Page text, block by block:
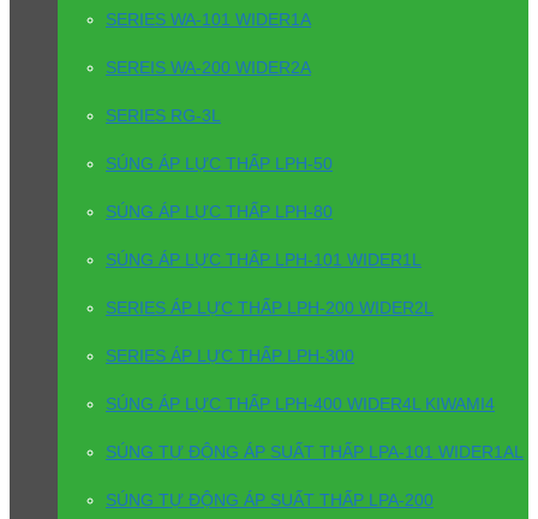
SERIES WA-101 WIDER1A
SEREIS WA-200 WIDER2A
SERIES RG-3L
SÚNG ÁP LỰC THẤP LPH-50
SÚNG ÁP LỰC THẤP LPH-80
SÚNG ÁP LỰC THẤP LPH-101 WIDER1L
SERIES ÁP LỰC THẤP LPH-200 WIDER2L
SERIES ÁP LỰC THẤP LPH-300
SÚNG ÁP LỰC THẤP LPH-400 WIDER4L KIWAMI4
SÚNG TỰ ĐỘNG ÁP SUẤT THẤP LPA-101 WIDER1AL
SÚNG TỰ ĐỘNG ÁP SUẤT THẤP LPA-200